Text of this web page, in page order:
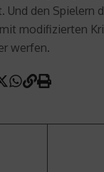
Und den Spielern
modifizierten
werfen.